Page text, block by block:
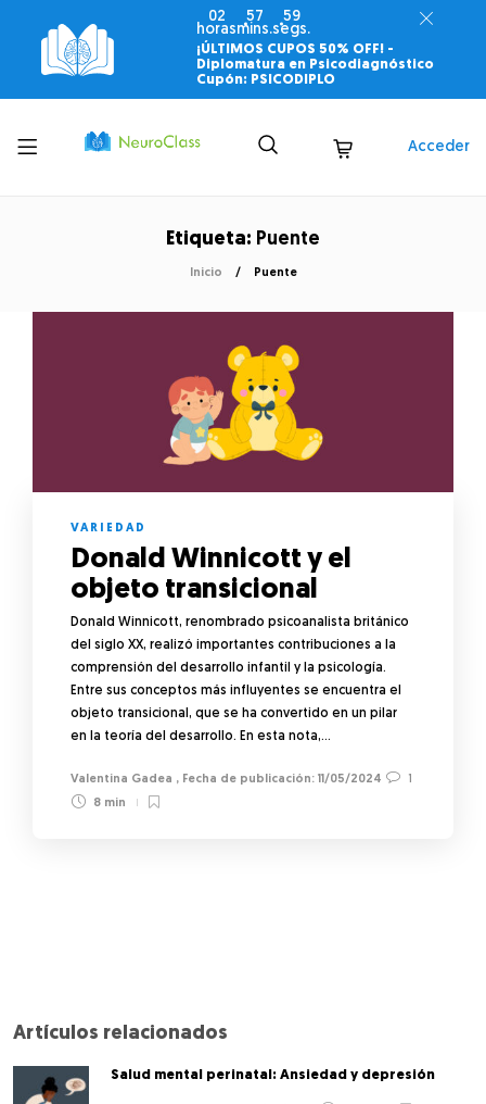
02
horas
57
mins.
59
segs.
¡ÚLTIMOS CUPOS 50% OFF! -
Diplomatura en Psicodiagnóstico
Cupón: PSICODIPLO
Toggle
menu
Acceder
Etiqueta: Puente
Inicio Puente
VARIEDAD
Donald Winnicott y el
objeto transicional
Donald Winnicott, renombrado psicoanalista británico
del siglo XX, realizó importantes contribuciones a la
comprensión del desarrollo infantil y la psicología.
Entre sus conceptos más influyentes se encuentra el
objeto transicional, que se ha convertido en un pilar
en la teoría del desarrollo. En esta nota,…
Valentina Gadea , 11/05/2024
1
8 min
Artículos relacionados
Salud mental perinatal: Ansiedad y depresión